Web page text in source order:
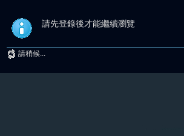
請先登錄後才能繼續瀏覽
請稍候...